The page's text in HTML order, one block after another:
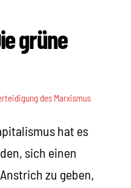
grüne
des Marxismus,
hat es
sich einen
zu geben,